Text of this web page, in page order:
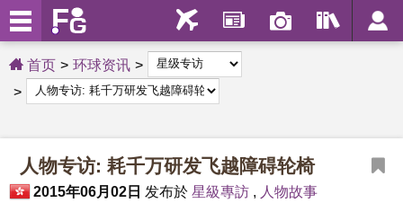
首页 环球资讯
人物专访: 耗千万研发飞越障碍轮椅
2015年06月02日 发布於 星級專訪 , 人物故事